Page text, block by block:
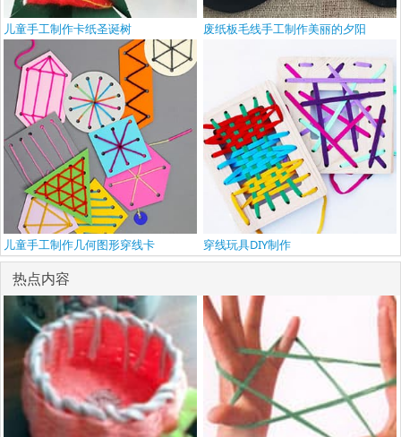
儿童手工制作卡纸圣诞树 废纸板毛线手工制作美丽的夕阳
儿童手工制作几何图形穿线卡 穿线玩具DIY制作
热点内容